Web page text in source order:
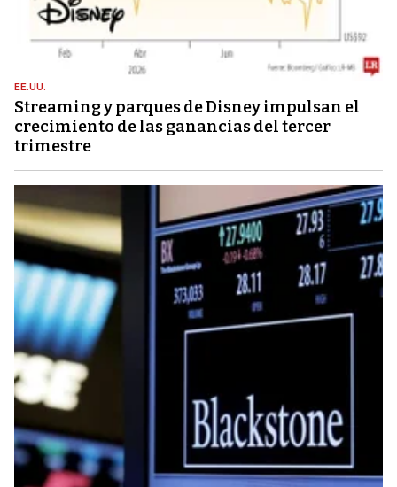
EE.UU.
Streaming y parques de Disney impulsan el
crecimiento de las ganancias del tercer
trimestre